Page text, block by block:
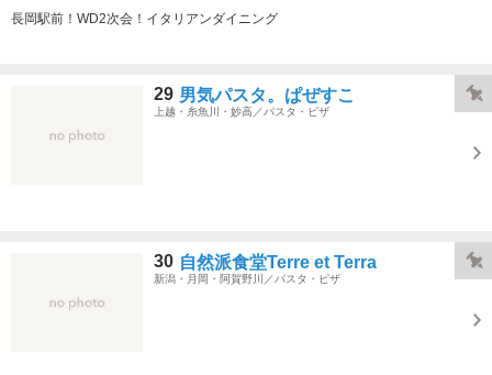
長岡駅前！WD2次会！イタリアンダイニング
29 男気パスタ。ぱぜすこ
上越・糸魚川・妙高／パスタ・ピザ
30 自然派食堂Terre et Terra
新潟・月岡・阿賀野川／パスタ・ピザ